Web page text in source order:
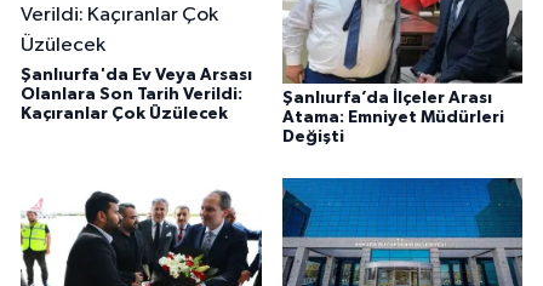
Şanlıurfa'da Ev Veya Arsası
Olanlara Son Tarih Verildi:
Kaçıranlar Çok Üzülecek
Şanlıurfa’da İlçeler Arası
Atama: Emniyet Müdürleri
Değişti